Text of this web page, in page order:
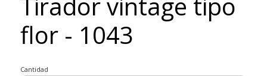
flor - 1043
Cantidad